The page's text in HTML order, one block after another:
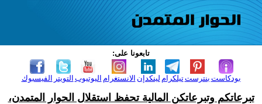
تابعونا على:
الفيسبوك التويتر اليوتيوب الانستغرام لينكدإن تيلكرامبنترست بودكاست
تبرعاتكم وتبرعاتكن المالية تحفظ استقلال الحوار المتمدن،